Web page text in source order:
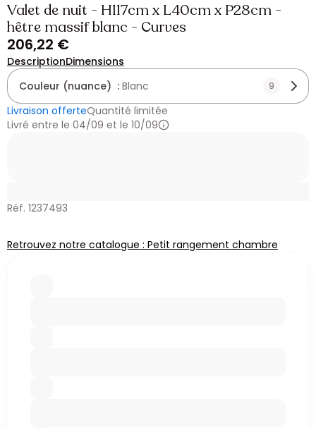
Valet de nuit - H117cm x L40cm x P28cm -
hêtre massif blanc - Curves
206,22 €
DescriptionDimensions
Couleur (nuance) : Blanc 9
Livraison offerteQuantité limitée
Livré entre le 04/09 et le 10/09
Réf. 1237493
Retrouvez notre catalogue : Petit rangement chambre